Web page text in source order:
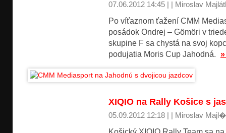
07.06.2012 14:45 | | Miroslav
Po víťaznom ťažení CMM
posádok Ondrej – Gömöri v
skupine F sa chystá na svoj
podujatia Moris Cup Jahodná.
XIQIO na Rally Košice s
05.09.2012 12:18 | | Miroslav